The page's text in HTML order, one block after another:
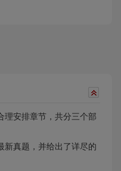
理安排章节，共分三个部
新真题，并给出了详尽的